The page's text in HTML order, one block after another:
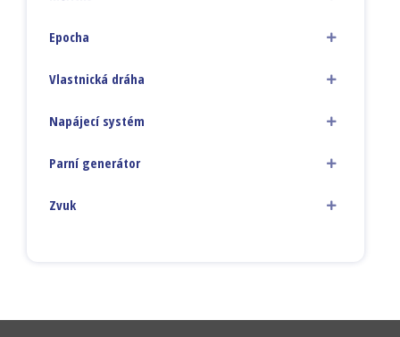
Epocha
Vlastnická dráha
Napájecí systém
Parní generátor
Zvuk